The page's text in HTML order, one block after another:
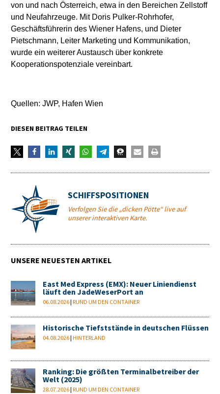
von und nach Österreich, etwa in den Bereichen Zellstoff
und Neufahrzeuge. Mit Doris Pulker-Rohrhofer,
Geschäftsführerin des Wiener Hafens, und Dieter
Pietschmann, Leiter Marketing und Kommunikation,
wurde ein weiterer Austausch über konkrete
Kooperationspotenziale vereinbart.
Quellen: JWP, Hafen Wien
DIESEN BEITRAG TEILEN
SCHIFFSPOSITIONEN
Verfolgen Sie die „dicken Pötte“ live auf
unserer interaktiven Karte.
UNSERE NEUESTEN ARTIKEL
East Med Express (EMX): Neuer Liniendienst
läuft den JadeWeserPort an
06.08.2026 |RUND UM DEN CONTAINER
Historische Tiefststände in deutschen Flüssen
04.08.2026 |HINTERLAND
Ranking: Die größten Terminalbetreiber der
Welt (2025)
28.07.2026 |RUND UM DEN CONTAINER